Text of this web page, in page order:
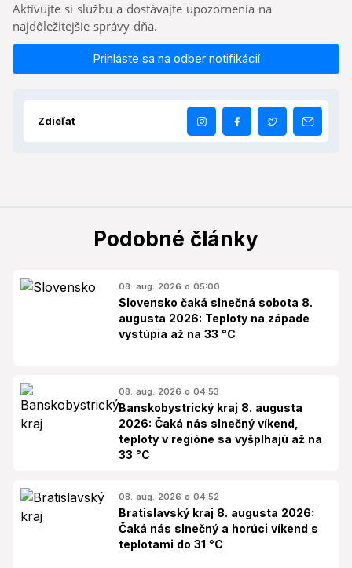
Aktivujte si službu a dostávajte upozornenia na
najdôležitejšie správy dňa.
Prihláste sa na odber notifikácií
Zdieľať
Podobné články
08. aug. 2026 o 05:00
Slovensko čaká slnečná sobota 8.
augusta 2026: Teploty na západe
vystúpia až na 33 °C
08. aug. 2026 o 04:53
Banskobystrický kraj 8. augusta
2026: Čaká nás slnečný víkend,
teploty v regióne sa vyšplhajú až na
33 °C
08. aug. 2026 o 04:52
Bratislavský kraj 8. augusta 2026:
Čaká nás slnečný a horúci víkend s
teplotami do 31 °C